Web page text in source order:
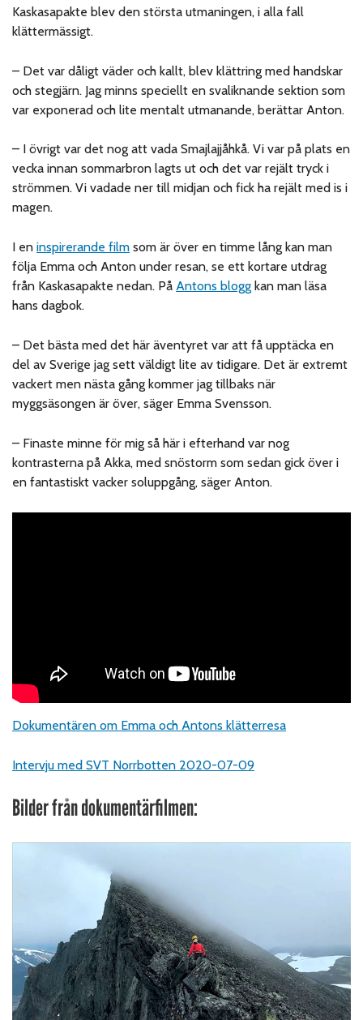
Kaskasapakte blev den största utmaningen, i alla fall
klättermässigt.
– Det var dåligt väder och kallt, blev klättring med handskar
och stegjärn. Jag minns speciellt en svaliknande sektion som
var exponerad och lite mentalt utmanande, berättar Anton.
– I övrigt var det nog att vada Smajlajjåhkå. Vi var på plats en
vecka innan sommarbron lagts ut och det var rejält tryck i
strömmen. Vi vadade ner till midjan och fick ha rejält med is i
magen.
I eninspirerande film som är över en timme lång kan man
följa Emma och Anton under resan, se ett kortare utdrag
från Kaskasapakte nedan. PåAntons blogg kan man läsa
hans dagbok.
– Det bästa med det här äventyret var att få upptäcka en
del av Sverige jag sett väldigt lite av tidigare. Det är extremt
vackert men nästa gång kommer jag tillbaks när
myggsäsongen är över, säger Emma Svensson.
– Finaste minne för mig så här i efterhand var nog
kontrasterna på Akka, med snöstorm som sedan gick över i
en fantastiskt vacker soluppgång, säger Anton.
Dokumentären om Emma och Antons klätterresa
Intervju med SVT Norrbotten 2020-07-09
Bilder från dokumentärfilmen: